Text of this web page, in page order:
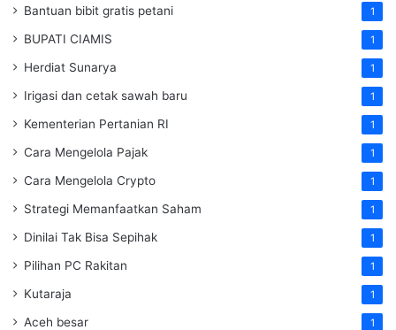
Bantuan bibit gratis petani 1
BUPATI CIAMIS 1
Herdiat Sunarya 1
Irigasi dan cetak sawah baru 1
Kementerian Pertanian RI 1
Cara Mengelola Pajak 1
Cara Mengelola Crypto 1
Strategi Memanfaatkan Saham 1
Dinilai Tak Bisa Sepihak 1
Pilihan PC Rakitan 1
Kutaraja 1
Aceh besar 1